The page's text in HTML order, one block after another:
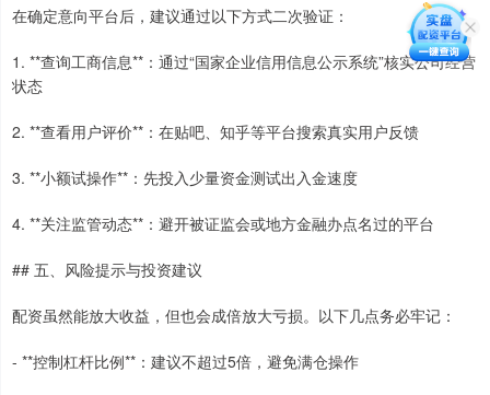
在确定意向平台后，建议通过以下方式二次验证：
1. **查询工商信息**：通过“国家企业信用信息公示系统”核实公司经营
状态
2. **查看用户评价**：在贴吧、知乎等平台搜索真实用户反馈
3. **小额试操作**：先投入少量资金测试出入金速度
4. **关注监管动态**：避开被证监会或地方金融办点名过的平台
## 五、风险提示与投资建议
配资虽然能放大收益，但也会成倍放大亏损。以下几点务必牢记：
- **控制杠杆比例**：建议不超过5倍，避免满仓操作